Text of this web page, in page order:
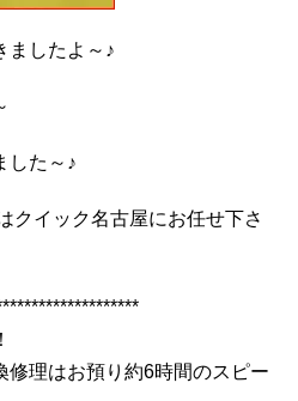
ましたよ～♪
した～♪
クイック名古屋にお任せ下さ
修理はお預り約6時間のスピー